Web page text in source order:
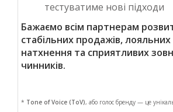
тестуватиме нові підходи
Бажаємо всім партнерам
стабільних продажів, лояльних
натхнення та сприятливих
чинників.
* Tone of Voice (ToV), або голос бренду — це